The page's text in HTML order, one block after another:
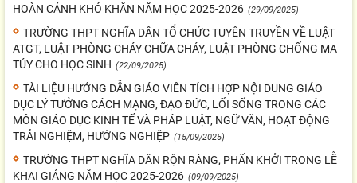
HOÀN CẢNH KHÓ KHĂN NĂM HỌC 2025-2026 (29/09/2025)
TRƯỜNG THPT NGHĨA DÂN TỔ CHỨC TUYÊN TRUYỀN VỀ LUẬT
ATGT, LUẬT PHÒNG CHÁY CHỮA CHÁY, LUẬT PHÒNG CHỐNG MA
TÚY CHO HỌC SINH (22/09/2025)
TÀI LIỆU HƯỚNG DẪN GIÁO VIÊN TÍCH HỢP NỘI DUNG GIÁO
DỤC LÝ TƯỞNG CÁCH MẠNG, ĐẠO ĐỨC, LỐI SỐNG TRONG CÁC
MÔN GIÁO DỤC KINH TẾ VÀ PHÁP LUẬT, NGỮ VĂN, HOẠT ĐỘNG
TRẢI NGHIỆM, HƯỚNG NGHIỆP (15/09/2025)
TRƯỜNG THPT NGHĨA DÂN RỘN RÀNG, PHẤN KHỞI TRONG LỄ
KHAI GIẢNG NĂM HỌC 2025-2026 (09/09/2025)